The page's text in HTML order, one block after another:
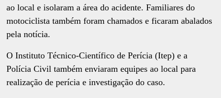
ao local e isolaram a área do acidente. Familiares do
motociclista também foram chamados e ficaram abalados
pela notícia.
O Instituto Técnico-Científico de Perícia (Itep) e a
Polícia Civil também enviaram equipes ao local para
realização de perícia e investigação do caso.